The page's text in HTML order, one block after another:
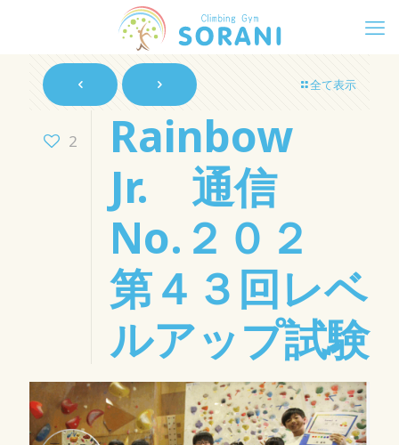
全て表示
2
Rainbow
Jr. 通信
No.２０２
第４３回レベ
ルアップ試験